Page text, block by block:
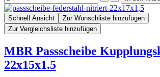
Schnell Ansicht
Zur Wunschliste hinzufügen
Zur Vergleichsliste hinzufügen
MBR Passscheibe
22x15x1.5